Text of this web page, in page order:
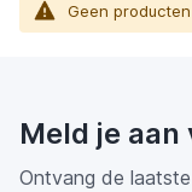
Geen
Meld je
Ontvang de